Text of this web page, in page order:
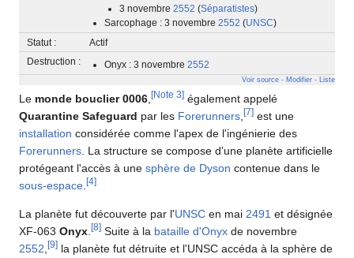
3 novembre 2552 (Séparatistes)
Sarcophage : 3 novembre 2552 (UNSC)
Statut :
Actif
Destruction :
Onyx : 3 novembre 2552
Voir source - Modifier - Liste
Le monde bouclier 0006 [Note 3] également appelé
Quarantine Safeguard par les Forerunners [7] est une
installation considérée comme l'apex de l'ingénierie des
Forerunners . La structure se compose d'une planète artificielle
protégeant l'accès à une sphère de Dyson contenue dans le
sous-espace [4]
La planète fut découverte par l'UNSC en mai 2491 et désignée
XF-063 Onyx [8] Suite à la bataille d'Onyx de novembre
2552 [9] la planète fut détruite et l'UNSC accéda à la sphère de